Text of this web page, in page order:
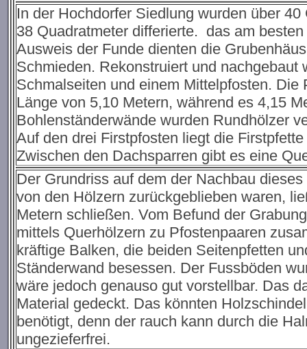
In der Hochdorfer Siedlung wurden über
38 Quadratmeter differierte. das am
Ausweis der Funde dienten die
Schmieden. Rekonstruiert und
Schmalseiten und einem Mittelpfosten.
Länge von 5,10 Metern, während es 4,15
Bohlenständerwände wurden Rundhölzer
Auf den drei Firstpfosten liegt die
Zwischen den Dachsparren gibt es eine
Der Grundriss auf dem der Nachbau
von den Hölzern zurückgeblieben waren,
Metern schließen. Vom Befund der
mittels Querhölzern zu Pfostenpaaren
kräftige Balken, die beiden Seitenpfetten
Ständerwand besessen. Der Fussböden
wäre jedoch genauso gut vorstellbar. Das
Material gedeckt. Das könnten
benötigt, denn der rauch kann durch die
ungezieferfrei.